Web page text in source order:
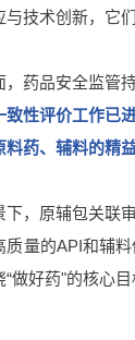
与技术创新，它
，药品安全监管
致性评价工作已
料药、辅料的精
下，原辅包关联
质量的API和辅
“做好药"的核心